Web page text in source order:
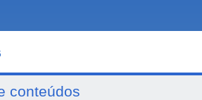
conteúdos